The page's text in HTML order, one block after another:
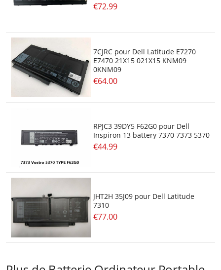
€72.99
7CJRC pour Dell Latitude E7270
E7470 21X15 021X15 KNM09
0KNM09
€64.00
RPJC3 39DY5 F62G0 pour Dell
Inspiron 13 battery 7370 7373 5370
€44.99
JHT2H 35J09 pour Dell Latitude
7310
€77.00